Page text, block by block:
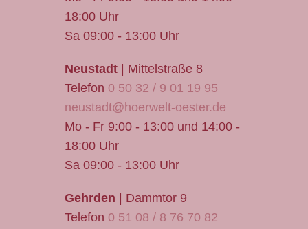
18:00 Uhr
Sa 09:00 - 13:00 Uhr
Neustadt | Mittelstraße 8
Telefon 0 50 32 / 9 01 19 95
neustadt@hoerwelt-oester.de
Mo - Fr 9:00 - 13:00 und 14:00 -
18:00 Uhr
Sa 09:00 - 13:00 Uhr
Gehrden | Dammtor 9
Telefon 0 51 08 / 8 76 70 82